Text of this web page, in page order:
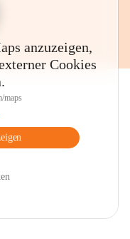
anzuzeigen,
Cookies
maps